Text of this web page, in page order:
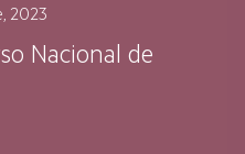
2023
Nacional de